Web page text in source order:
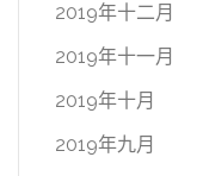
2019年十二月
2019年十一月
2019年十月
2019年九月